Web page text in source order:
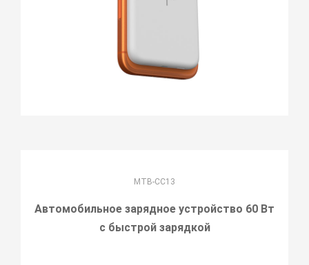
MTB-CC13
Автомобильное зарядное устройство 60 Вт
с быстрой зарядкой